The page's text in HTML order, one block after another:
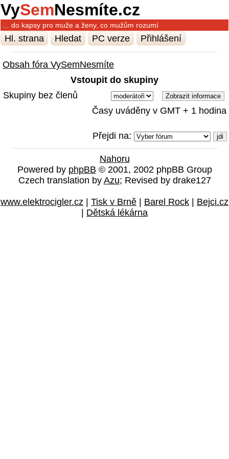
VySemNesmíte.cz
… do kapsy pro muže a ženy, co mužům rozumí
Hl. strana Hledat PC verze Přihlášení
Obsah fóra VySemNesmíte
Vstoupit do skupiny
Skupiny bez členů
Časy uváděny v GMT + 1 hodina
Přejdi na:
Nahoru
Powered by phpBB © 2001, 2002 phpBB Group
Czech translation by Azu; Revised by drake127
www.elektrocigler.cz Tisk v Brně Barel Rock
Bejci.cz
Dětská lékárna